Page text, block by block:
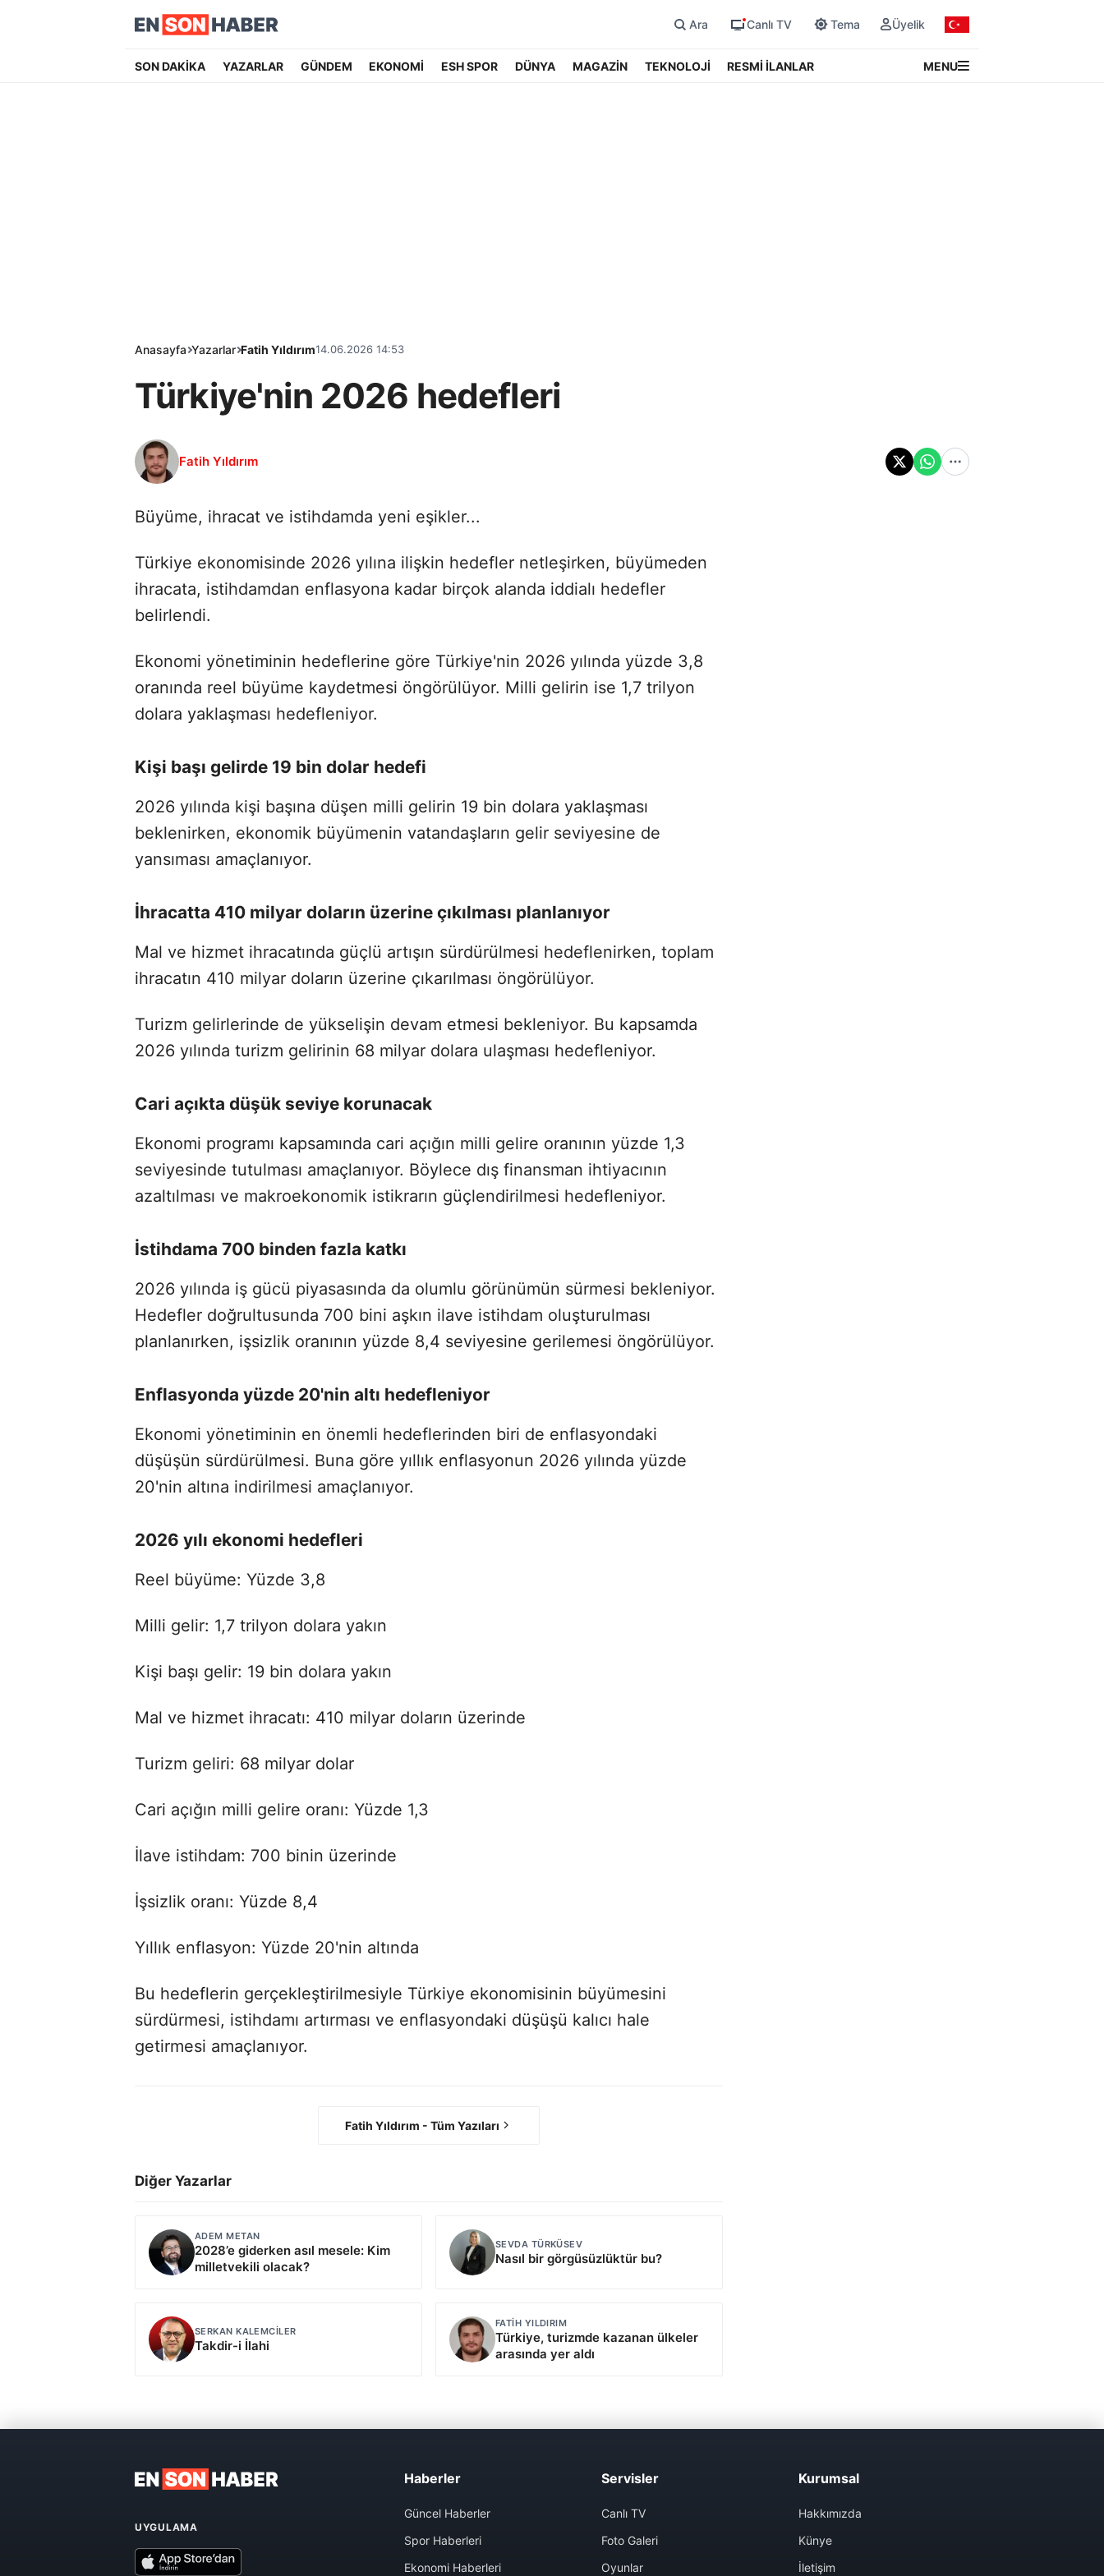
Ara Canlı TV Tema Üyelik
SON DAKİKA YAZARLAR GÜNDEM EKONOMİ ESH SPOR DÜNYA MAGAZİN TEKNOLOJİ RESMİ İLANLAR MENU
Anasayfa Yazarlar Fatih Yıldırım14.06.2026 14:53
Türkiye'nin 2026 hedefleri
Fatih Yıldırım
Büyüme, ihracat ve istihdamda yeni eşikler...
Türkiye ekonomisinde 2026 yılına ilişkin hedefler netleşirken, büyümeden
ihracata, istihdamdan enflasyona kadar birçok alanda iddialı hedefler
belirlendi.
Ekonomi yönetiminin hedeflerine göre Türkiye'nin 2026 yılında yüzde 3,8
oranında reel büyüme kaydetmesi öngörülüyor. Milli gelirin ise 1,7 trilyon
dolara yaklaşması hedefleniyor.
Kişi başı gelirde 19 bin dolar hedefi
2026 yılında kişi başına düşen milli gelirin 19 bin dolara yaklaşması
beklenirken, ekonomik büyümenin vatandaşların gelir seviyesine de
yansıması amaçlanıyor.
İhracatta 410 milyar doların üzerine çıkılması planlanıyor
Mal ve hizmet ihracatında güçlü artışın sürdürülmesi hedeflenirken, toplam
ihracatın 410 milyar doların üzerine çıkarılması öngörülüyor.
Turizm gelirlerinde de yükselişin devam etmesi bekleniyor. Bu kapsamda
2026 yılında turizm gelirinin 68 milyar dolara ulaşması hedefleniyor.
Cari açıkta düşük seviye korunacak
Ekonomi programı kapsamında cari açığın milli gelire oranının yüzde 1,3
seviyesinde tutulması amaçlanıyor. Böylece dış finansman ihtiyacının
azaltılması ve makroekonomik istikrarın güçlendirilmesi hedefleniyor.
İstihdama 700 binden fazla katkı
2026 yılında iş gücü piyasasında da olumlu görünümün sürmesi bekleniyor.
Hedefler doğrultusunda 700 bini aşkın ilave istihdam oluşturulması
planlanırken, işsizlik oranının yüzde 8,4 seviyesine gerilemesi öngörülüyor.
Enflasyonda yüzde 20'nin altı hedefleniyor
Ekonomi yönetiminin en önemli hedeflerinden biri de enflasyondaki
düşüşün sürdürülmesi. Buna göre yıllık enflasyonun 2026 yılında yüzde
20'nin altına indirilmesi amaçlanıyor.
2026 yılı ekonomi hedefleri
Reel büyüme: Yüzde 3,8
Milli gelir: 1,7 trilyon dolara yakın
Kişi başı gelir: 19 bin dolara yakın
Mal ve hizmet ihracatı: 410 milyar doların üzerinde
Turizm geliri: 68 milyar dolar
Cari açığın milli gelire oranı: Yüzde 1,3
İlave istihdam: 700 binin üzerinde
İşsizlik oranı: Yüzde 8,4
Yıllık enflasyon: Yüzde 20'nin altında
Bu hedeflerin gerçekleştirilmesiyle Türkiye ekonomisinin büyümesini
sürdürmesi, istihdamı artırması ve enflasyondaki düşüşü kalıcı hale
getirmesi amaçlanıyor.
Fatih Yıldırım - Tüm Yazıları
Diğer Yazarlar
ADEM METAN
2028’e giderken asıl mesele: Kim
milletvekili olacak?
SEVDA TÜRKÜSEV
Nasıl bir görgüsüzlüktür bu?
SERKAN KALEMCILER
Takdir-i İlahi
FATIH YILDIRIM
Türkiye, turizmde kazanan ülkeler
arasında yer aldı
UYGULAMA
Haberler
Güncel Haberler
Spor Haberleri
Ekonomi Haberleri
Servisler
Canlı TV
Foto Galeri
Oyunlar
Kurumsal
Hakkımızda
Künye
İletişim